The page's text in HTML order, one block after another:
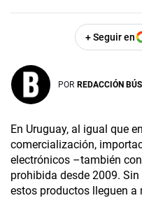
+ Seguir en
POR REDACCIÓN
En Uruguay, al igual que
comercialización,
electrónicos –también
prohibida desde 2009.
estos productos lleguen